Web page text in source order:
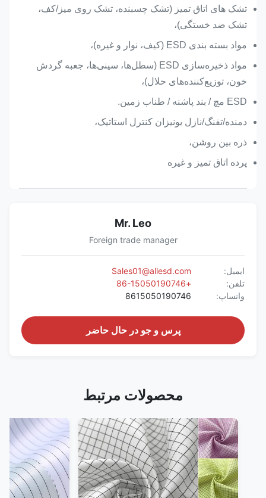
تشک های اتاق تمیز (تشک چسبنده، تشک روی میز/کف،
تشک ضد خستگی)،
مواد بسته بندی ESD (کیف، نوار و غیره)،
مواد ذخیره‌سازی ESD (سطل‌ها، سینی‌ها، جعبه گردش
خون، توزیع‌کننده‌های حلال)،
ESD مچ / بند پاشنه / طناب زمین.
دمنده/تفنگ/نازل یونیزان کنترل استاتیک،
ذره بین روشن،
پرده اتاق تمیز و غیره
Mr. Leo
Foreign trade manager
ایمیل:
Sales01@allesd.com
تلفن:
+86-15050190746
واتساپ:
8615050190746
پرس و جو در حال حاضر
محصولات مرتبط